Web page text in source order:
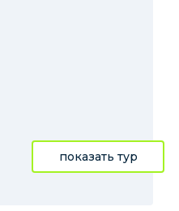
показать тур